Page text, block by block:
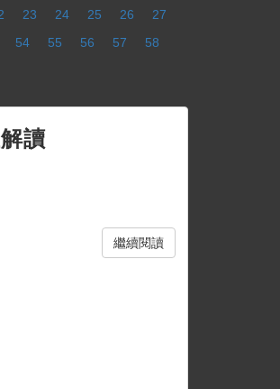
23 24 25 26
27
54 55 56 57
58
讀
繼續閱讀